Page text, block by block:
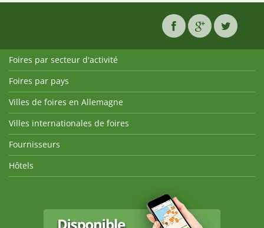
Foires par secteur d'activité
Foires par pays
Villes de foires en Allemagne
Villes internationales de foires
Fournisseurs
Hôtels